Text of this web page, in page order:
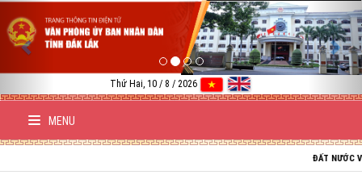
Thứ Hai, 10 / 8 / 2026
MENU
ĐẤT NƯỚC VIỆT